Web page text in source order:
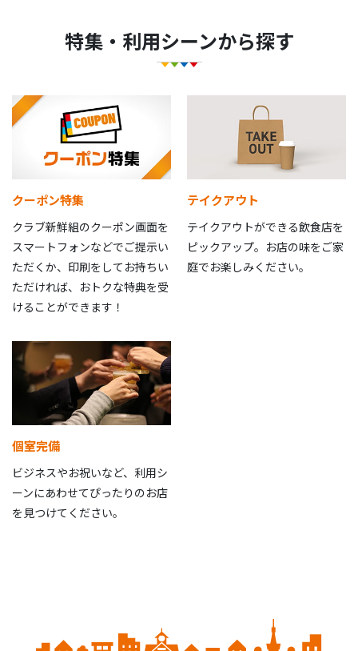
特集・利用シーンから探す
クーポン特集
クラブ新鮮組のクーポン画面を
スマートフォンなどでご提示い
ただくか、印刷をしてお持ちい
ただければ、おトクな特典を受
けることができます！
テイクアウト
テイクアウトができる飲食店を
ピックアップ。お店の味をご家
庭でお楽しみください。
個室完備
ビジネスやお祝いなど、利用シ
ーンにあわせてぴったりのお店
を見つけてください。